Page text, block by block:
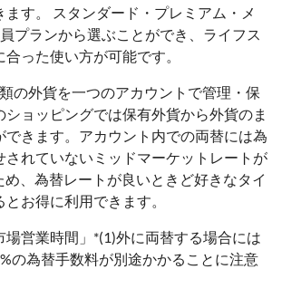
ます。 スタンダード・プレミアム・メ
プランから選ぶことができ、ライフス
った使い方が可能です。
の外貨を一つのアカウントで管理・保
ョッピングでは保有外貨から外貨のま
できます。アカウント内での両替には為
されていないミッドマーケットレートが
め、為替レートが良いときど好きなタイ
お得に利用できます。
場営業時間」*(1)外に両替する場合には
の為替手数料が別途かかることに注意